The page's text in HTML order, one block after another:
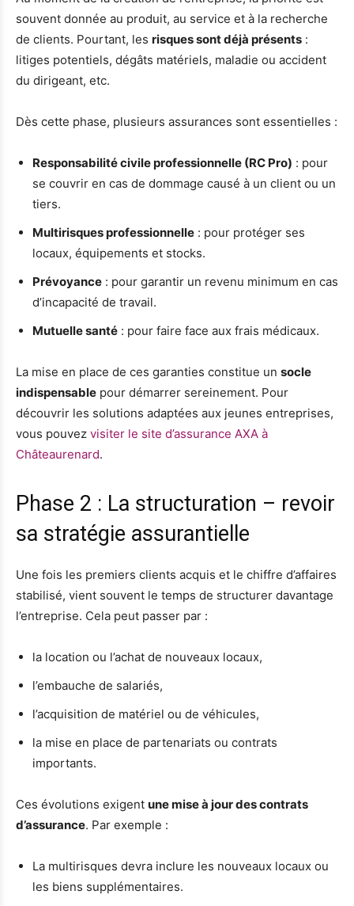
souvent donnée au produit, au service et à la recherche
de clients. Pourtant, les risques sont déjà présents :
litiges potentiels, dégâts matériels, maladie ou accident
du dirigeant, etc.
Dès cette phase, plusieurs assurances sont essentielles :
Responsabilité civile professionnelle (RC Pro) : pour
se couvrir en cas de dommage causé à un client ou un
tiers.
Multirisques professionnelle : pour protéger ses
locaux, équipements et stocks.
Prévoyance : pour garantir un revenu minimum en cas
d’incapacité de travail.
Mutuelle santé : pour faire face aux frais médicaux.
La mise en place de ces garanties constitue un socle
indispensable pour démarrer sereinement. Pour
découvrir les solutions adaptées aux jeunes entreprises,
vous pouvez visiter le site d’assurance AXA à
Châteaurenard.
Phase 2 : La structuration – revoir
sa stratégie assurantielle
Une fois les premiers clients acquis et le chiffre d’affaires
stabilisé, vient souvent le temps de structurer davantage
l’entreprise. Cela peut passer par :
la location ou l’achat de nouveaux locaux,
l’embauche de salariés,
l’acquisition de matériel ou de véhicules,
la mise en place de partenariats ou contrats
importants.
Ces évolutions exigent une mise à jour des contrats
d’assurance. Par exemple :
La multirisques devra inclure les nouveaux locaux ou
les biens supplémentaires.